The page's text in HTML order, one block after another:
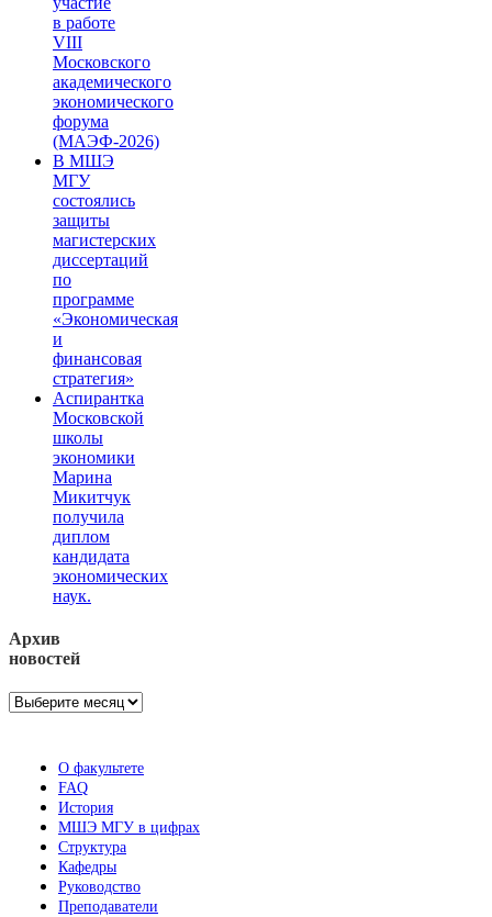
в работе
VIII
Московского
академического
экономического
форума
(МАЭФ-2026)
В МШЭ
МГУ
состоялись
защиты
магистерских
диссертаций
по
программе
«Экономическая
и
финансовая
стратегия»
Аспирантка
Московской
школы
экономики
Марина
Микитчук
получила
диплом
кандидата
экономических
наук.
Архив
новостей
Архив
О факультете
FAQ
История
МШЭ МГУ в цифрах
Структура
Кафедры
Руководство
Преподаватели